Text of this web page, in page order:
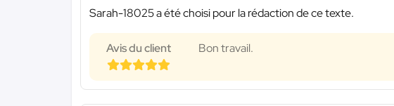
Sarah-18025 a été choisi pour la rédaction de ce texte.
Avis du client Bon travail.